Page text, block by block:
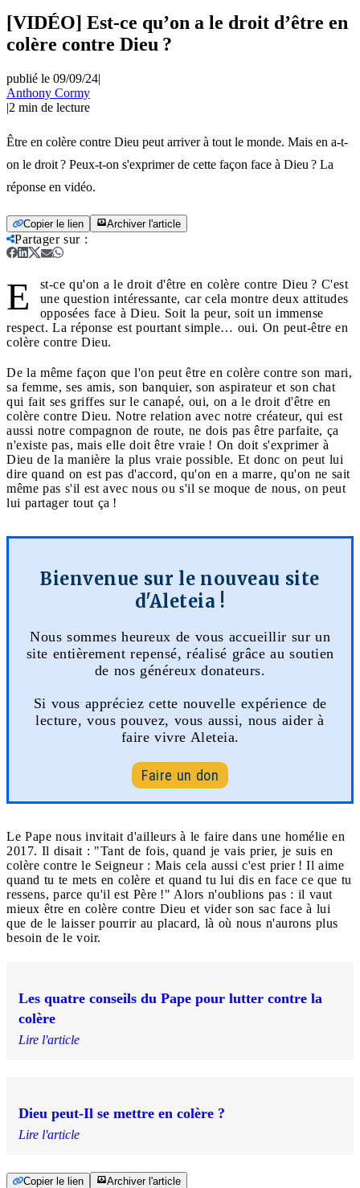
[VIDÉO] Est-ce qu’on a le droit d’être en
colère contre Dieu ?
publié le 09/09/24|
Anthony Cormy
|2 min de lecture
Être en colère contre Dieu peut arriver à tout le monde. Mais en a-t-
on le droit ? Peux-t-on s'exprimer de cette façon face à Dieu ? La
réponse en vidéo.
Copier le lien Archiver l'article
Partager sur:
E
st-ce qu'on a le droit d'être en colère contre Dieu ? C'est
une question intéressante, car cela montre deux attitudes
opposées face à Dieu. Soit la peur, soit un immense
respect. La réponse est pourtant simple… oui. On peut-être en
colère contre Dieu.
De la même façon que l'on peut être en colère contre son mari,
sa femme, ses amis, son banquier, son aspirateur et son chat
qui fait ses griffes sur le canapé, oui, on a le droit d'être en
colère contre Dieu. Notre relation avec notre créateur, qui est
aussi notre compagnon de route, ne dois pas être parfaite, ça
n'existe pas, mais elle doit être vraie ! On doit s'exprimer à
Dieu de la manière la plus vraie possible. Et donc on peut lui
dire quand on est pas d'accord, qu'on en a marre, qu'on ne sait
même pas s'il est avec nous ou s'il se moque de nous, on peut
lui partager tout ça !
Bienvenue sur le nouveau site
d'Aleteia !
Nous sommes heureux de vous accueillir sur un
site entièrement repensé, réalisé grâce au soutien
de nos généreux donateurs.
Si vous appréciez cette nouvelle expérience de
lecture, vous pouvez, vous aussi, nous aider à
faire vivre Aleteia.
Faire un don
Le Pape nous invitait d'ailleurs à le faire dans une homélie en
2017. Il disait : "Tant de fois, quand je vais prier, je suis en
colère contre le Seigneur : Mais cela aussi c'est prier ! Il aime
quand tu te mets en colère et quand tu lui dis en face ce que tu
ressens, parce qu'il est Père !" Alors n'oublions pas : il vaut
mieux être en colère contre Dieu et vider son sac face à lui
que de le laisser pourrir au placard, là où nous n'aurons plus
besoin de le voir.
Les quatre conseils du Pape pour lutter contre la
colère
Lire l'article
Dieu peut-Il se mettre en colère ?
Lire l'article
Copier le lien Archiver l'article